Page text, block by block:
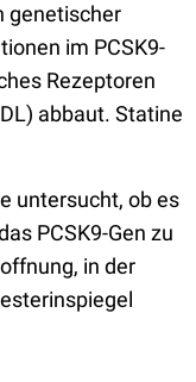
genetischer
im PCSK9-
Rezeptoren
abbaut. Statine
untersucht, ob es
PCSK9-Gen zu
in der